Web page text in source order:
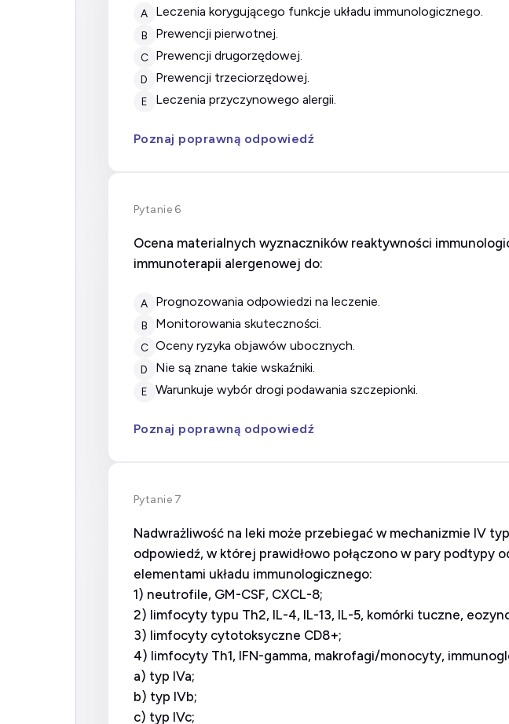
A leczenia korygującego funkcje układu immunologicznego.
B prewencji pierwotnej.
C prewencji drugorzędowej.
D prewencji trzeciorzędowej.
E leczenia przyczynowego alergii.
Poznaj poprawną odpowiedź
Pytanie 6
Ocena materialnych wyznaczników reaktywności
immunoterapii alergenowej do:
A prognozowania odpowiedzi na leczenie.
B monitorowania skuteczności.
C oceny ryzyka objawów ubocznych.
D nie są znane takie wskaźniki.
E warunkuje wybór drogi podawania szczepionki.
Poznaj poprawną odpowiedź
Pytanie 7
Nadwrażliwość na leki może przebiegać w mechanizmie IV
odpowiedź, w której prawidłowo połączono w pary
elementami układu immunologicznego:
1) neutrofile, GM-CSF, CXCL-8;
2) limfocyty typu Th2, IL-4, IL-13, IL-5, komórki tuczne,
3) limfocyty cytotoksyczne CD8+;
4) limfocyty Th1, IFN-gamma, makrofagi/monocyty,
a) typ IVa;
b) typ IVb;
c) typ IVc;